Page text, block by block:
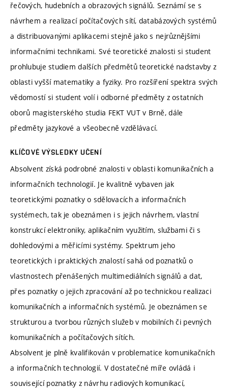
řečových, hudebních a obrazových signálů. Seznámí se s
návrhem a realizací počítačových sítí, databázových systémů
a distribuovanými aplikacemi stejně jako s nejrůznějšími
informačními technikami. Své teoretické znalosti si student
prohlubuje studiem dalších předmětů teoretické nadstavby z
oblasti vyšší matematiky a fyziky. Pro rozšíření spektra svých
vědomostí si student volí i odborné předměty z ostatních
oborů magisterského studia FEKT VUT v Brně, dále
předměty jazykové a všeobecně vzdělávací.
KLÍČOVÉ VÝSLEDKY UČENÍ
Absolvent získá podrobné znalosti v oblasti komunikačních a
informačních technologií. Je kvalitně vybaven jak
teoretickými poznatky o sdělovacích a informačních
systémech, tak je obeznámen i s jejich návrhem, vlastní
konstrukcí elektroniky, aplikačním využitím, službami či s
dohledovými a měřicími systémy. Spektrum jeho
teoretických i praktických znalostí sahá od poznatků o
vlastnostech přenášených multimediálních signálů a dat,
přes poznatky o jejich zpracování až po technickou realizaci
komunikačních a informačních systémů. Je obeznámen se
strukturou a tvorbou různých služeb v mobilních či pevných
komunikačních a počítačových sítích.
Absolvent je plně kvalifikován v problematice komunikačních
a informačních technologií. V dostatečné míře ovládá i
související poznatky z návrhu radiových komunikací,